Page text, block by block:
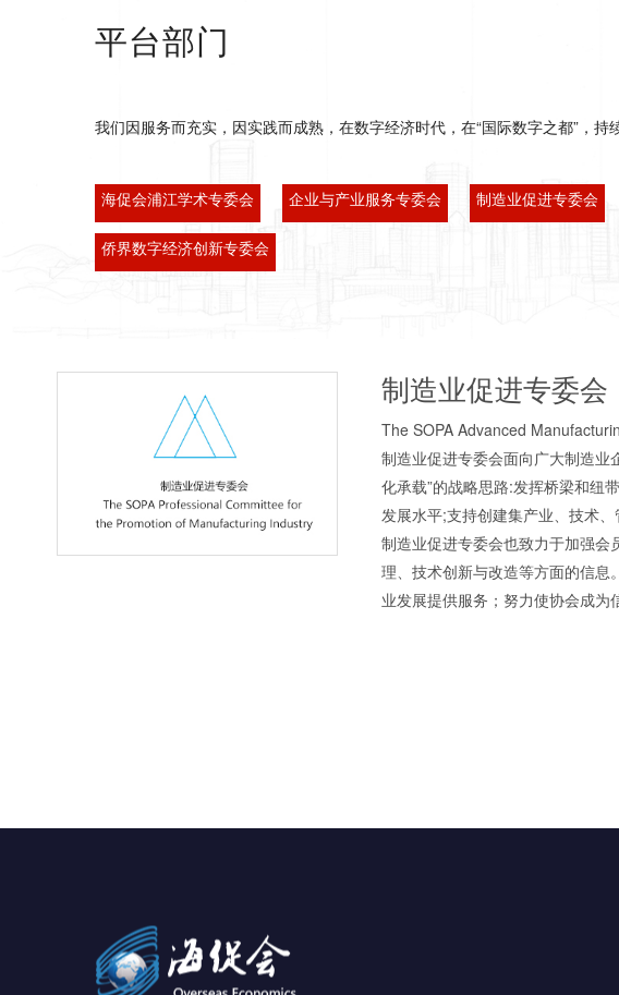
平台部门
我们因服务而充实，因实践而成熟，在数字经济时代，在“国际数字之都”，持
海促会浦江学术专委会 企业与产业服务专委会 制造业促进专委会
侨界数字经济创新专委会
制造业促进专委会
The SOPA Advanced
制造业促进专委会面向广大制造业
化承载”的战略思路:发挥桥梁和纽
发展水平;支持创建集产业、技术
制造业促进专委会也致力于加强
理、技术创新与改造等方面的信
业发展提供服务；努力使协会成为